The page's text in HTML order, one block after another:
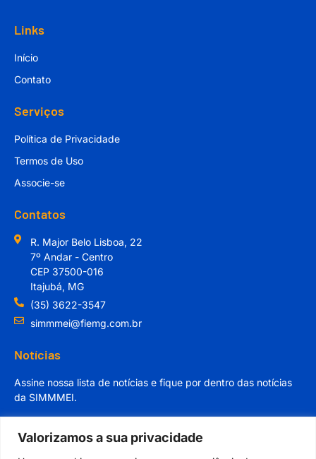
Valorizamos a sua privacidade
Links
Início
Contato
Serviços
Política de Privacidade
Termos de Uso
Associe-se
Contatos
R. Major Belo Lisboa, 22
7º Andar - Centro
CEP 37500-016
Itajubá, MG
(35) 3622-3547
simmmei@fiemg.com.br
Notícias
Assine nossa lista de notícias e fique por dentro das notícias
da SIMMMEI.